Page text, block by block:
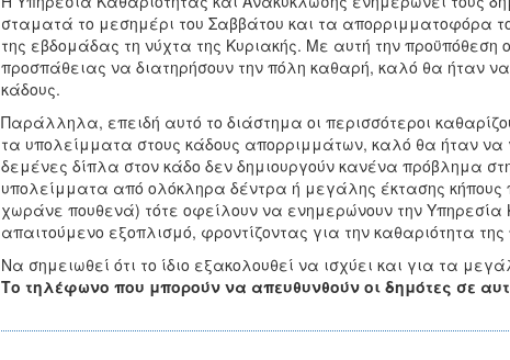
σταματά το μεσημέρι του Σαββάτου και τα απορριμματοφόρα
της εβδομάδας τη νύχτα της Κυριακής. Με αυτή την προϋπόθεση
προσπάθειας να διατηρήσουν την πόλη καθαρή, καλό θα ήταν
κάδους.
Παράλληλα, επειδή αυτό το διάστημα οι περισσότεροι
τα υπολείμματα στους κάδους απορριμμάτων, καλό θα ήταν να
δεμένες δίπλα στον κάδο δεν δημιουργούν κανένα πρόβλημα
υπολείμματα από ολόκληρα δέντρα ή μεγάλης έκτασης κήπους
χωράνε πουθενά) τότε οφείλουν να ενημερώνουν την Υπηρεσία
απαιτούμενο εξοπλισμό, φροντίζοντας για την καθαριότητα της
Να σημειωθεί ότι το ίδιο εξακολουθεί να ισχύει και για τα
Το τηλέφωνο που μπορούν να απευθυνθούν οι δημότες σε